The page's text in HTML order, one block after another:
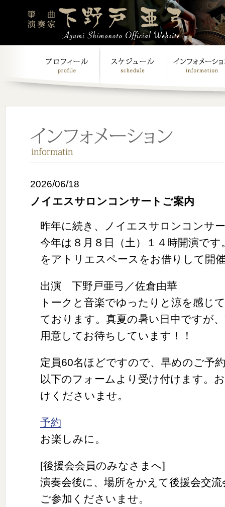
2026/06/18
ノイエスサロンコンサートご案内
昨年に続き、ノイエスサロンコンサ
今年は８月８日（土）１４時開演で
をアトリエスペースをお借りして開
出演 下野戸亜弓／佐倉由華
トークと音楽でゆったりと涼を感じ
ております。真夏の暑い日中ですが
用意してお待ちしています！！
定員60名ほどですので、早めのご予
以下のフォームより受け付けます。
けくださいませ。
予約
お楽しみに。
[後援会会員のみなさまへ]
演奏会後に、場所をかえて後援会交
ご参加くださいませ。